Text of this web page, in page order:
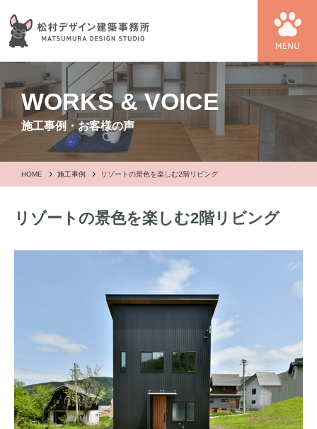
WORKS & VOICE
施工事例・お客様の声
HOME 施工事例 リゾートの景色を楽しむ2階リビング
リゾートの景色を楽しむ2階リビング